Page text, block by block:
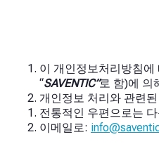
이 개인정보처리방침
“SAVENTIC”로 함)에 의
개인정보 처리와 관련
전통적인 우편으로는
이메일로: